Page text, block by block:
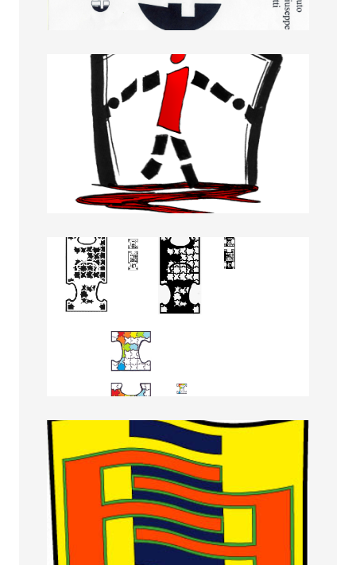
Francesco Scalarini
Gaia Granata
Gaia Signori